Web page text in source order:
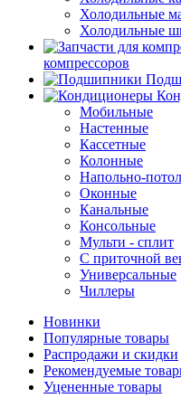
Холодильные
Холодильные
компрессоров
Мобильные
Настенные
Кассетные
Колонные
Напольно-
Оконные
Канальные
Консольные
Мульти - сплит
С приточной
Универсальные
Чиллеры
Новинки
Популярные товары
Распродажи и скидки
Рекомендуемые
Уцененные товары